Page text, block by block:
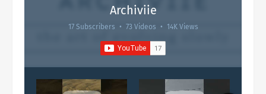
Archiviie
17 Subscribers • 73 Videos • 14K Views